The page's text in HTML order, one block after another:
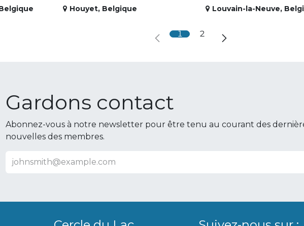
Houyet, Belgique Louvain-la-Neuve,
1 2
Gardons contact
Abonnez-vous à notre newsletter pour être tenu au courant des
nouvelles des membres.